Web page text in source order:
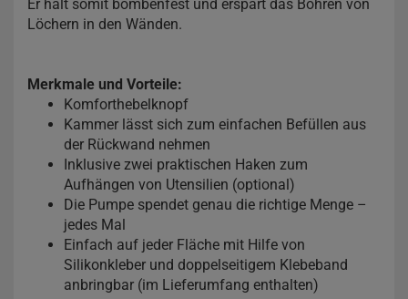
Er hält somit bombenfest und erspart das Bohren von
Löchern in den Wänden.
Merkmale und Vorteile:
Komforthebelknopf
Kammer lässt sich zum einfachen Befüllen aus
der Rückwand nehmen
Inklusive zwei praktischen Haken zum
Aufhängen von Utensilien (optional)
Die Pumpe spendet genau die richtige Menge –
jedes Mal
Einfach auf jeder Fläche mit Hilfe von
Silikonkleber und doppelseitigem Klebeband
anbringbar (im Lieferumfang enthalten)